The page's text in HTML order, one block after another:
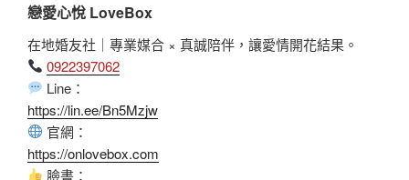
戀愛心悅 LoveBox
在地婚友社｜專業媒合 × 真誠陪伴，讓愛情開花結果。
0922397062
Line：
https://lin.ee/Bn5Mzjw
官網：
https://onlovebox.com
臉書：